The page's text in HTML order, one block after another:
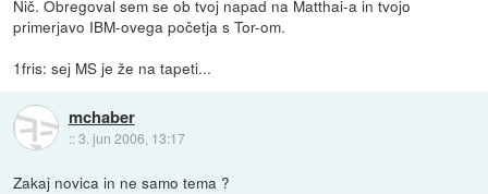
Nič. Obregoval sem se ob tvoj napad na Matthai-a in tvojo
primerjavo IBM-ovega početja s Tor-om.
1fris: sej MS je že na tapeti...
mchaber
::3. jun 2006, 13:17
Zakaj novica in ne samo tema ?